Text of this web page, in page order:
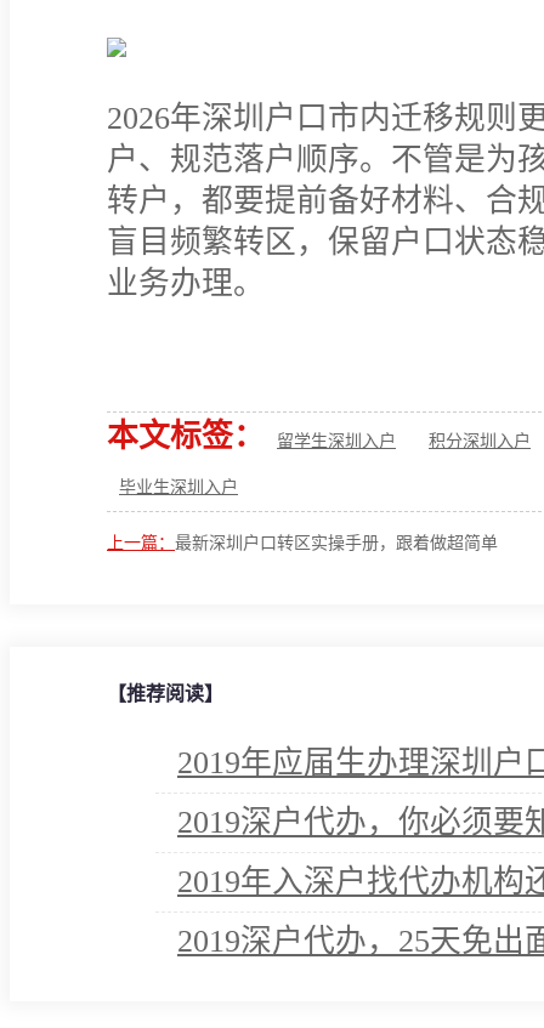
2026年深圳户口市内迁移规则
户、规范落户顺序。不管是为
转户，都要提前备好材料、合
盲目频繁转区，保留户口状态
业务办理。
本文标签： 留学生深圳入户 积分深圳入户
毕业生深圳入户
上一篇： 最新深圳户口转区实操手册，跟着做超简单
【推荐阅读】
2019年应届生办理深圳户
2019深户代办，你必须要
2019年入深户找代办机构
2019深户代办，25天免出